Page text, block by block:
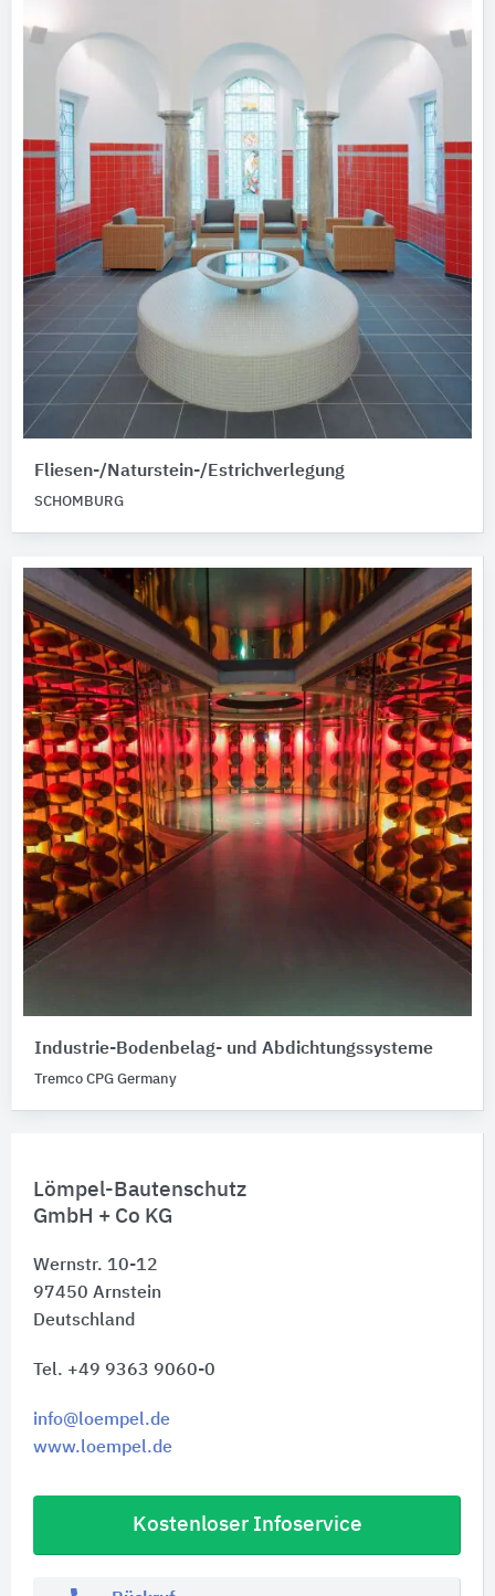
Lömpel-Bautenschutz
GmbH + Co KG
Wernstr. 10-12
97450 Arnstein
Deutschland
Tel. +49 9363 9060-0
info@loempel.de
www.loempel.de
Kostenloser Infoservice
Fliesen-/Naturstein-/Estrichverlegung
SCHOMBURG
Industrie-Bodenbelag- und Abdichtungssysteme
Tremco CPG Germany